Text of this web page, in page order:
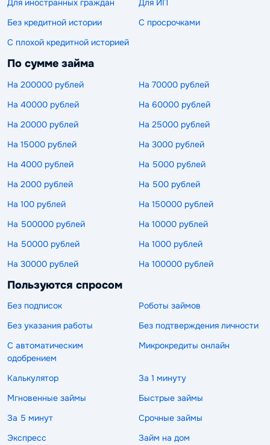
Для иностранных граждан
Для ИП
Без кредитной истории
С просрочками
С плохой кредитной историей
По сумме займа
На 200000 рублей
На 70000 рублей
На 40000 рублей
На 60000 рублей
На 20000 рублей
На 25000 рублей
На 15000 рублей
На 3000 рублей
На 4000 рублей
На 5000 рублей
На 2000 рублей
На 500 рублей
На 100 рублей
На 150000 рублей
На 500000 рублей
На 10000 рублей
На 50000 рублей
На 1000 рублей
На 30000 рублей
На 100000 рублей
Пользуются спросом
Без подписок
Роботы займов
Без указания работы
Без подтверждения личности
С автоматическим
одобрением
Микрокредиты онлайн
Калькулятор
За 1 минуту
Мгновенные займы
Быстрые займы
За 5 минут
Срочные займы
Экспресс
Займ на дом